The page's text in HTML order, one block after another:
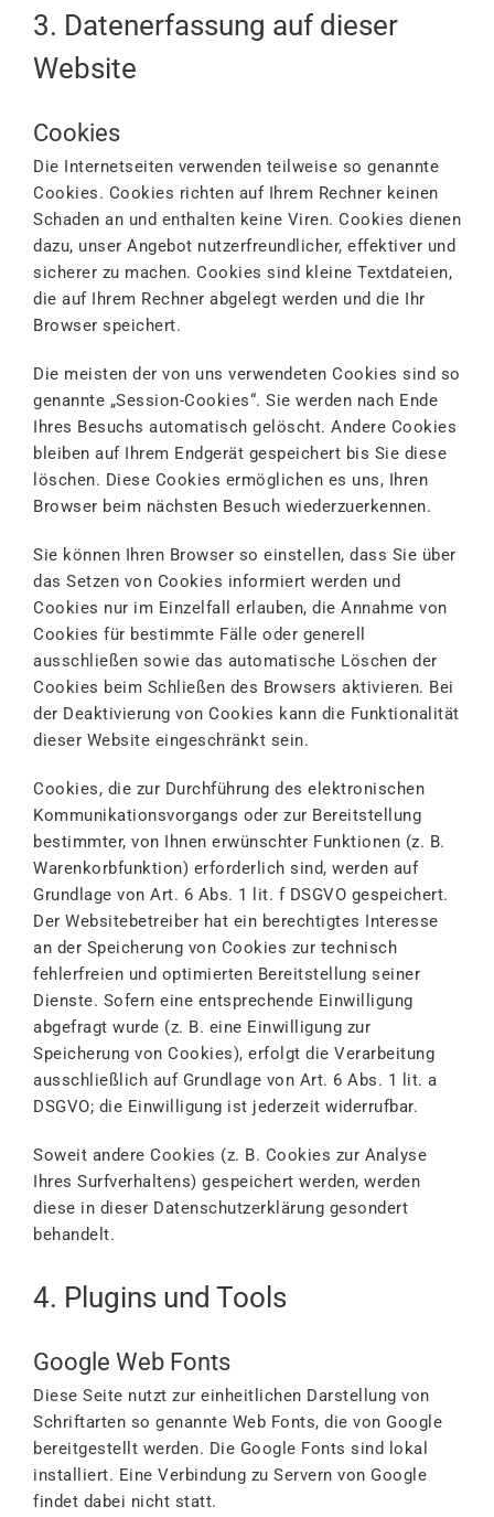
3. Datenerfassung auf dieser
Website
Cookies
Die Internetseiten verwenden teilweise so genannte
Cookies. Cookies richten auf Ihrem Rechner keinen
Schaden an und enthalten keine Viren. Cookies dienen
dazu, unser Angebot nutzerfreundlicher, effektiver und
sicherer zu machen. Cookies sind kleine Textdateien,
die auf Ihrem Rechner abgelegt werden und die Ihr
Browser speichert.
Die meisten der von uns verwendeten Cookies sind so
genannte „Session-Cookies“. Sie werden nach Ende
Ihres Besuchs automatisch gelöscht. Andere Cookies
bleiben auf Ihrem Endgerät gespeichert bis Sie diese
löschen. Diese Cookies ermöglichen es uns, Ihren
Browser beim nächsten Besuch wiederzuerkennen.
Sie können Ihren Browser so einstellen, dass Sie über
das Setzen von Cookies informiert werden und
Cookies nur im Einzelfall erlauben, die Annahme von
Cookies für bestimmte Fälle oder generell
ausschließen sowie das automatische Löschen der
Cookies beim Schließen des Browsers aktivieren. Bei
der Deaktivierung von Cookies kann die Funktionalität
dieser Website eingeschränkt sein.
Cookies, die zur Durchführung des elektronischen
Kommunikationsvorgangs oder zur Bereitstellung
bestimmter, von Ihnen erwünschter Funktionen (z. B.
Warenkorbfunktion) erforderlich sind, werden auf
Grundlage von Art. 6 Abs. 1 lit. f DSGVO gespeichert.
Der Websitebetreiber hat ein berechtigtes Interesse
an der Speicherung von Cookies zur technisch
fehlerfreien und optimierten Bereitstellung seiner
Dienste. Sofern eine entsprechende Einwilligung
abgefragt wurde (z. B. eine Einwilligung zur
Speicherung von Cookies), erfolgt die Verarbeitung
ausschließlich auf Grundlage von Art. 6 Abs. 1 lit. a
DSGVO; die Einwilligung ist jederzeit widerrufbar.
Soweit andere Cookies (z. B. Cookies zur Analyse
Ihres Surfverhaltens) gespeichert werden, werden
diese in dieser Datenschutzerklärung gesondert
behandelt.
4. Plugins und Tools
Google Web Fonts
Diese Seite nutzt zur einheitlichen Darstellung von
Schriftarten so genannte Web Fonts, die von Google
bereitgestellt werden. Die Google Fonts sind lokal
installiert. Eine Verbindung zu Servern von Google
findet dabei nicht statt.